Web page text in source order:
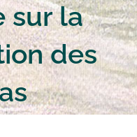
sur la
des